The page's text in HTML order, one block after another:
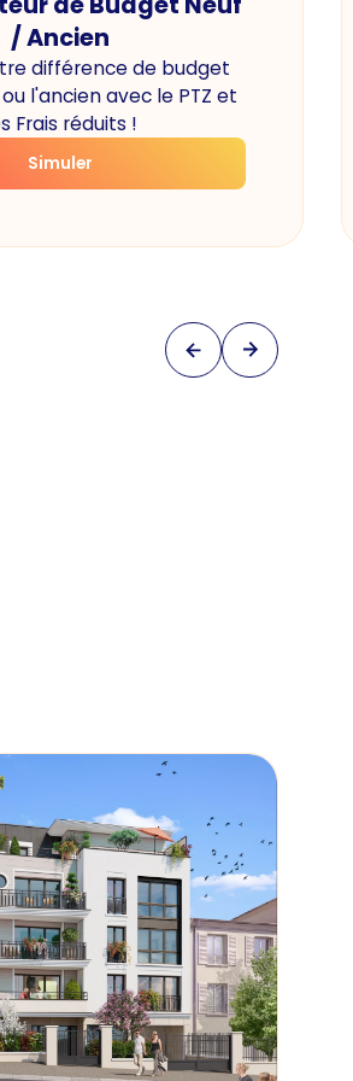
/ Ancien
différence de budget
l'ancien avec le PTZ et
Frais réduits !
Simuler